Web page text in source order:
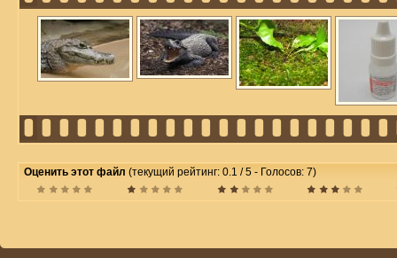
Оценить этот файл (текущий рейтинг: 0.1 / 5 - Голосов: 7)